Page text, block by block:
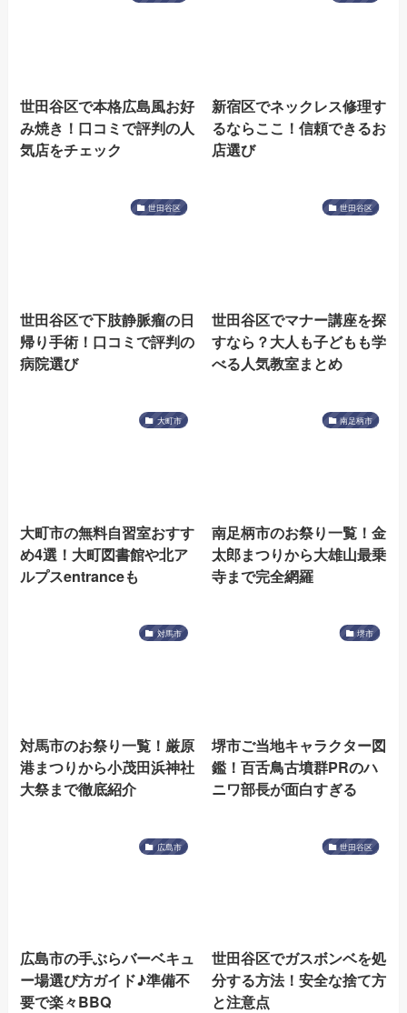
世田谷区で本格広島風お好
み焼き！口コミで評判の人
気店をチェック
新宿区でネックレス修理す
るならここ！信頼できるお
店選び
世田谷区
世田谷区で下肢静脈瘤の日
帰り手術！口コミで評判の
病院選び
世田谷区
世田谷区でマナー講座を探
すなら？大人も子どもも学
べる人気教室まとめ
大町市
大町市の無料自習室おすす
め4選！大町図書館や北ア
ルプスentranceも
南足柄市
南足柄市のお祭り一覧！金
太郎まつりから大雄山最乗
寺まで完全網羅
対馬市
対馬市のお祭り一覧！厳原
港まつりから小茂田浜神社
大祭まで徹底紹介
堺市
堺市ご当地キャラクター図
鑑！百舌鳥古墳群PRのハ
ニワ部長が面白すぎる
広島市
広島市の手ぶらバーベキュ
ー場選び方ガイド♪準備不
要で楽々BBQ
世田谷区
世田谷区でガスボンベを処
分する方法！安全な捨て方
と注意点